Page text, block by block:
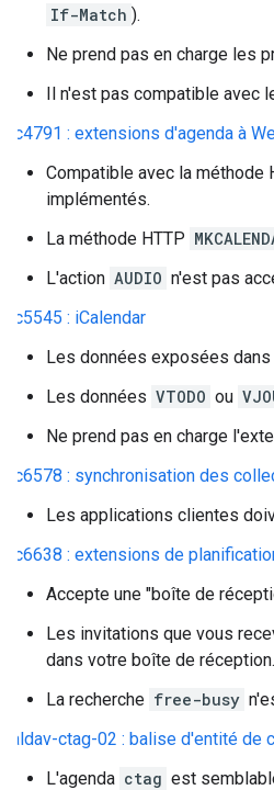
If-Match ).
Ne prend pas en charge les
Il n'est pas compatible avec
rfc4791 : extensions d'agenda à
Compatible avec la méthode
implémentés.
La méthode HTTP
L'action AUDIO n'est pas
rfc5545 : iCalendar
Les données exposées
Les données VTODO ou
Ne prend pas en charge
rfc6578 : synchronisation des
Les applications clientes
rfc6638 : extensions de
Accepte une "boîte de
Les invitations que vous
dans votre boîte de réception.
La recherche free-busy
caldav-ctag-02 : balise d'entité de
L'agenda ctag est